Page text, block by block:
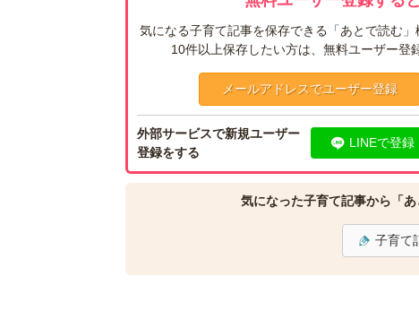
気になる子育て記事を保存できる「あとで読む
10件以上保存したい方は、無料ユーザー登
メールアドレスでユーザー登録
外部サービスで新規ユーザー
登録をする
LINEで登録
気になった子育て記事から「
子育て